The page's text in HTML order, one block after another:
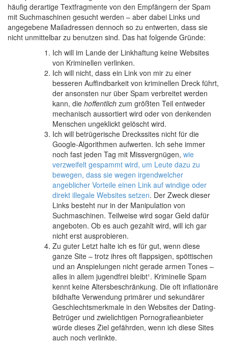
häufig derartige Textfragmente von den Empfängern der Spam
mit Suchmaschinen gesucht werden – aber dabei Links und
angegebene Mailadressen dennoch so zu entwerten, dass sie
nicht unmittelbar zu benutzen sind. Das hat folgende Gründe:
Ich will im Lande der Linkhaftung keine Websites
von Kriminellen verlinken.
Ich will nicht, dass ein Link von mir zu einer
besseren Auffindbarkeit von kriminellen Dreck führt,
der ansonsten nur über Spam verbreitet werden
kann, die hoffentlich zum größten Teil entweder
mechanisch aussortiert wird oder von denkenden
Menschen ungeklickt gelöscht wird.
Ich will betrügerische Dreckssites nicht für die
Google-Algorithmen aufwerten. Ich sehe immer
noch fast jeden Tag mit Missvergnügen, wie
verzweifelt gespammt wird, um Leute dazu zu
bewegen, dass sie wegen irgendwelcher
angeblicher Vorteile einen Link auf windige oder
direkt illegale Websites setzen. Der Zweck dieser
Links besteht nur in der Manipulation von
Suchmaschinen. Teilweise wird sogar Geld dafür
angeboten. Ob es auch gezahlt wird, will ich gar
nicht erst ausprobieren.
Zu guter Letzt halte ich es für gut, wenn diese
ganze Site – trotz ihres oft flappsigen, spöttischen
und an Anspielungen nicht gerade armen Tones –
alles in allem jugendfrei bleibt¹. Kriminelle Spam
kennt keine Altersbeschränkung. Die oft inflationäre
bildhafte Verwendung primärer und sekundärer
Geschlechtsmerkmale in den Websites der Dating-
Betrüger und zwielichtigen Pornografieanbieter
würde dieses Ziel gefährden, wenn ich diese Sites
auch noch verlinkte.